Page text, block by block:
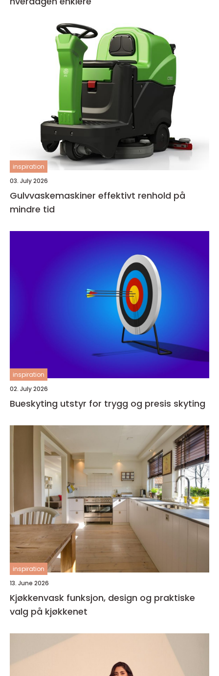
inspiration
03. July 2026
Gulvvaskemaskiner effektivt renhold på
mindre tid
inspiration
02. July 2026
Bueskyting utstyr for trygg og presis skyting
inspiration
13. June 2026
Kjøkkenvask funksjon, design og praktiske
valg på kjøkkenet